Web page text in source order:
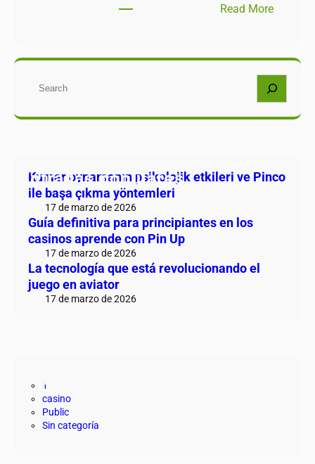
Read More
Buscar
Entradas populares
Kumar oynamanın psikolojik etkileri ve Pinco
ile başa çıkma yöntemleri
17 de marzo de 2026
Guía definitiva para principiantes en los
casinos aprende con Pin Up
17 de marzo de 2026
La tecnología que está revolucionando el
juego en aviator
17 de marzo de 2026
Categorías
1
casino
Public
Sin categoría